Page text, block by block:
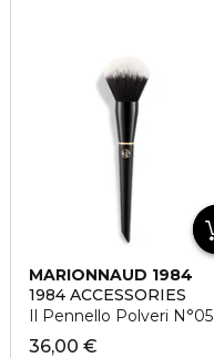
MARIONNAUD 1984
1984 ACCESSORIES
Il Pennello Polveri N°05
36,00 €